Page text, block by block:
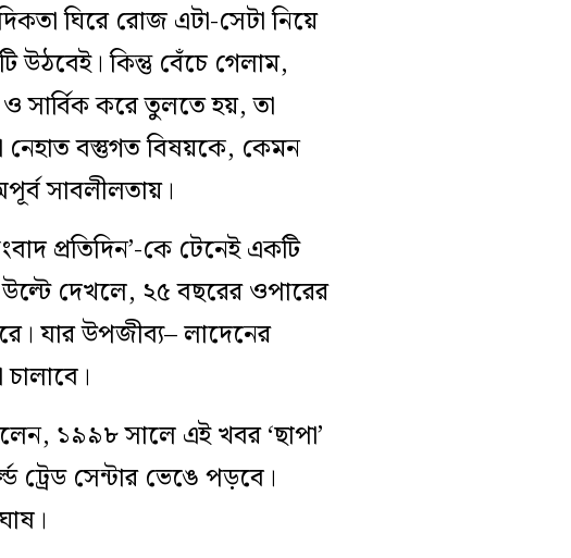
ঘিরে রোজ এটা-সেটা নিয়ে
উঠবেই। কিন্তু বেঁচে গেলাম,
সার্বিক করে তুলতে হয়, তা
বস্তুগত বিষয়কে, কেমন
সাবলীলতায়।
প্রতিদিন’-কে টেনেই একটি
উল্টে দেখলে, ২৫ বছরের ওপারের
যার উপজীব্য– লাদেনের
১৯৯৮ সালে এই খবর ‘ছাপা’
ট্রেড সেন্টার ভেঙে পড়বে।